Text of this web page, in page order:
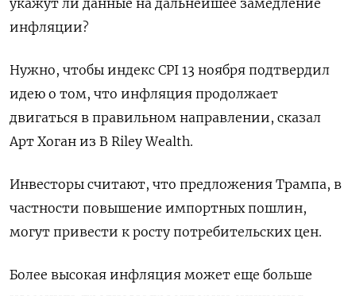
укажут ли данные на дальнейшее замедление
инфляции?
Нужно, чтобы индекс CPI 13 ноября подтвердил
идею о том, что инфляция продолжает
двигаться в правильном направлении, сказал
Арт Хоган из B Riley Wealth.
Инвесторы считают, что предложения Трампа, в
частности повышение импортных пошлин,
могут привести к росту потребительских цен.
Более высокая инфляция может еще больше